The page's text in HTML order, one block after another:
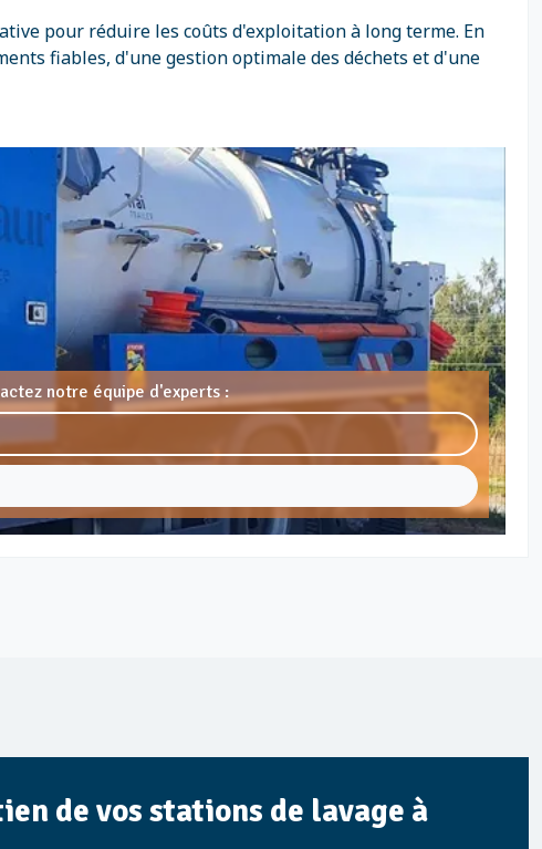
pour réduire les coûts d'exploitation à long terme. En
fiables, d'une gestion optimale des déchets et d'une
notre équipe d'experts :
de vos stations de lavage à